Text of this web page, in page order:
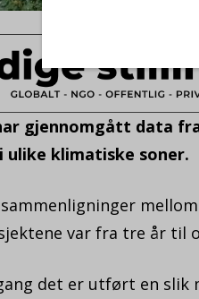
gjennomgått data
ulike klimatiske soner.
var fra tre år til
det er utført en slik